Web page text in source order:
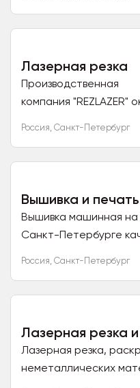
Лазерная резка
Производственная
компания "REZLAZER"
и гравировки фанеры,
Россия, Санкт-Петербург
Вышивка и
Вышивка машинная
Санкт-Петербурге
регионами.
Россия, Санкт-Петербург
Лазерная резка
Лазерная резка,
неметаллических